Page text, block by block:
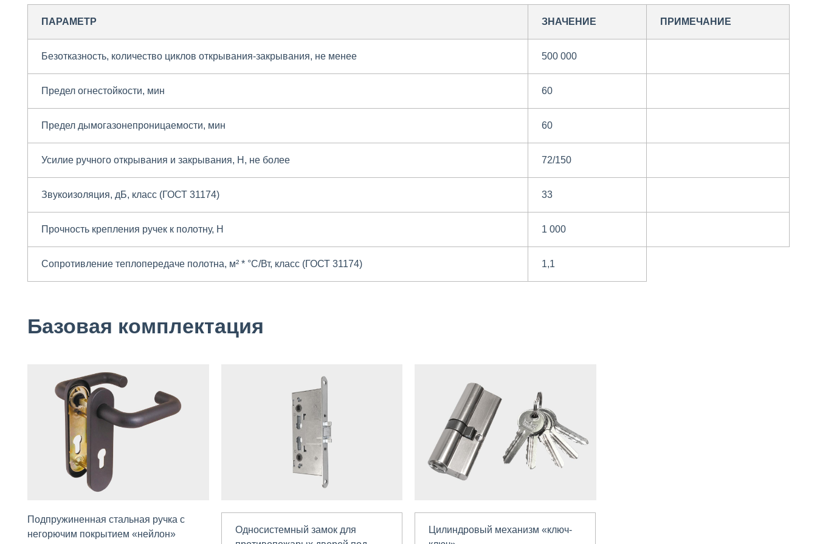
ПАРАМЕТР ЗНАЧЕНИЕ ПРИМЕЧАНИЕ
Безотказность, количество циклов открывания-закрывания, не менее 500 000
Предел огнестойкости, мин 60
Предел дымогазонепроницаемости, мин 60
Усилие ручного открывания и закрывания, Н, не более 72/150
Звукоизоляция, дБ, класс (ГОСТ 31174) 33
Прочность крепления ручек к полотну, H 1 000
Сопротивление теплопередаче полотна, м² * °С/Вт, класс (ГОСТ 31174) 1,1
Базовая комплектация
Подпружиненная стальная ручка с
негорючим покрытием «нейлон»
Односистемный замок для
Цилиндровый механизм «ключ-